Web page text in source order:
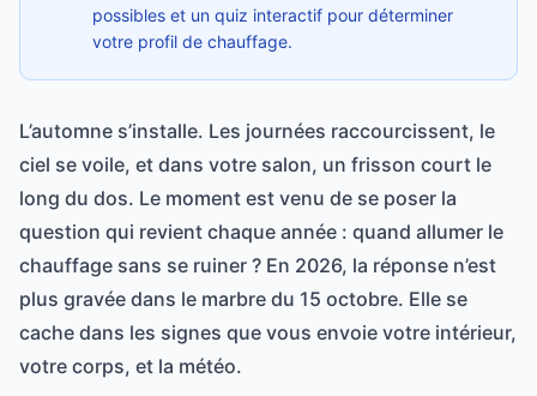
possibles et un quiz interactif pour déterminer
votre profil de chauffage.
L’automne s’installe. Les journées raccourcissent, le
ciel se voile, et dans votre salon, un frisson court le
long du dos. Le moment est venu de se poser la
question qui revient chaque année : quand allumer le
chauffage sans se ruiner ? En 2026, la réponse n’est
plus gravée dans le marbre du 15 octobre. Elle se
cache dans les signes que vous envoie votre intérieur,
votre corps, et la météo.